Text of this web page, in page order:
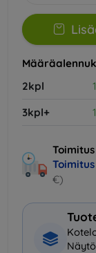
2kpl
3kpl+
€)